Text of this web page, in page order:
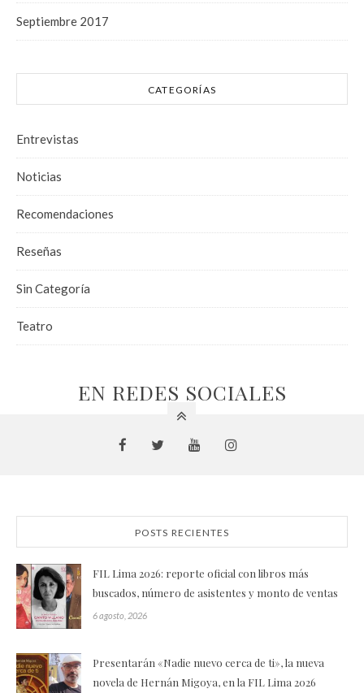
Septiembre 2017
CATEGORÍAS
Entrevistas
Noticias
Recomendaciones
Reseñas
Sin Categoría
Teatro
EN REDES SOCIALES
POSTS RECIENTES
FIL Lima 2026: reporte oficial con libros más
buscados, número de asistentes y monto de ventas
6 agosto, 2026
Presentarán «Nadie nuevo cerca de ti», la nueva
novela de Hernán Migoya, en la FIL Lima 2026